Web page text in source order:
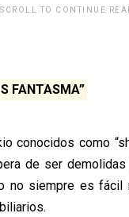
TO CONTINUE
FANTASMA”
conocidos como
de ser
no siempre es